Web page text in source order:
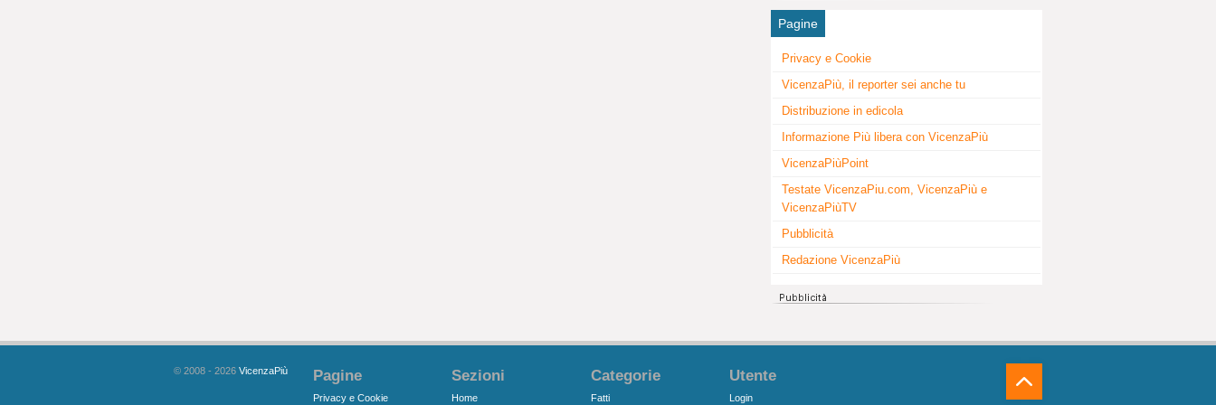
Pagine
Privacy e Cookie
VicenzaPiù, il reporter sei anche tu
Distribuzione in edicola
Informazione Più libera con VicenzaPiù
VicenzaPiùPoint
Testate VicenzaPiu.com, VicenzaPiù e
VicenzaPiùTV
Pubblicità
Redazione VicenzaPiù
© 2008 - 2026 VicenzaPiù Pagine
Privacy e Cookie
Sezioni
Home
Categorie
Fatti
Utente
Login